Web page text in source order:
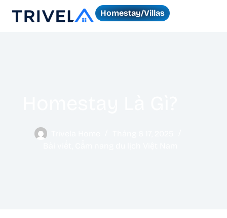
Homestay/Villas